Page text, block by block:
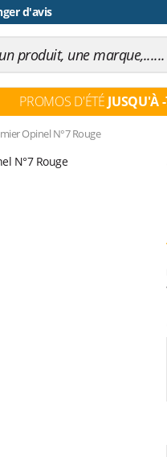
d'avis
PROMOS D'ÉTÉ JUSQU'À
Opinel N°7 Rouge